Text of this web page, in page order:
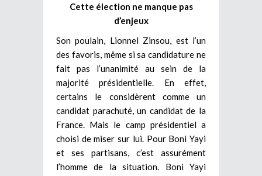
Cette élection ne manque pas
d’enjeux
Son poulain, Lionnel Zinsou, est l’un
des favoris, même si sa candidature ne
fait pas l’unanimité au sein de la
majorité présidentielle. En effet,
certains le considèrent comme un
candidat parachuté, un candidat de la
France. Mais le camp présidentiel a
choisi de miser sur lui. Pour Boni Yayi
et ses partisans, c’est assurément
l’homme de la situation. Boni Yayi